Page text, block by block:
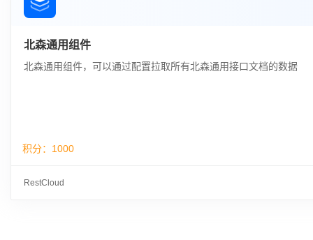
北森通用组件
北森通用组件，可以通过配置拉取所有北森通用接口文档的数据
积分： 1000
RestCloud